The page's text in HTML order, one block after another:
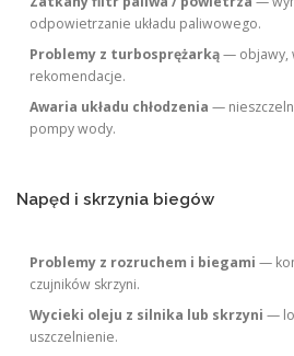
odpowietrzanie układu paliwowego.
Problemy z turbosprężarką— objawy,
rekomendacje.
Awaria układu chłodzenia —
pompy wody.
Napęd i skrzynia biegów
Problemy z rozruchem i biegami —
czujników skrzyni.
Wycieki oleju z silnika lub skrzyni —
uszczelnienie.